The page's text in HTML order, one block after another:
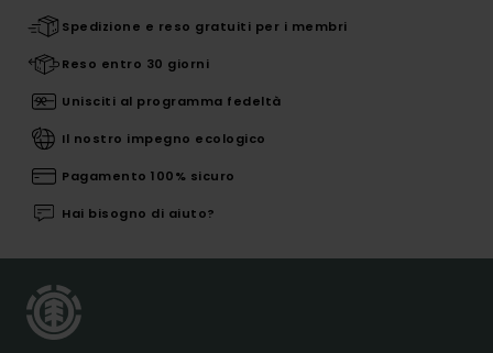
Spedizione e reso gratuiti per i membri
Reso entro 30 giorni
Unisciti al programma fedeltà
Il nostro impegno ecologico
Pagamento 100% sicuro
Hai bisogno di aiuto?